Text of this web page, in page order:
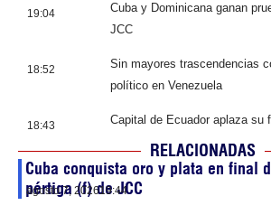
19:04
Cuba y Dominicana ganan
JCC
18:52
Sin mayores trascendencias
político en Venezuela
18:43 Capital de Ecuador aplaza su
RELACIONADAS
Cuba conquista oro y plata en final
pértiga (f) de JCC
agosto 7, 202619:44